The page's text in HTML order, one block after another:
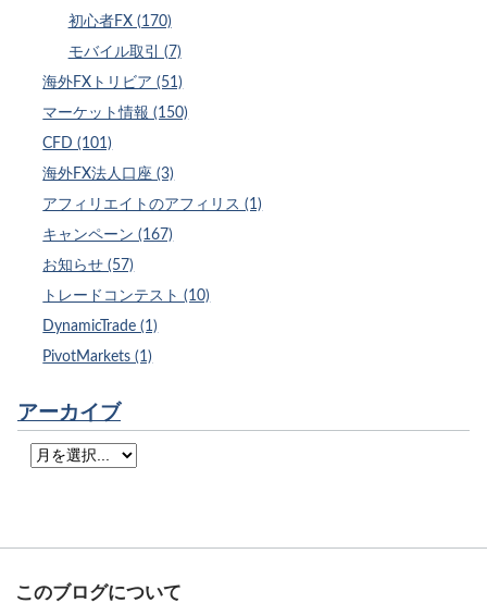
初心者FX (170)
モバイル取引 (7)
海外FXトリビア (51)
マーケット情報 (150)
CFD (101)
海外FX法人口座 (3)
アフィリエイトのアフィリス (1)
キャンペーン (167)
お知らせ (57)
トレードコンテスト (10)
DynamicTrade (1)
PivotMarkets (1)
アーカイブ
このブログについて